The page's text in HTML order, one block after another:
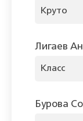
Круто
Лигаев
Класс
Бурова